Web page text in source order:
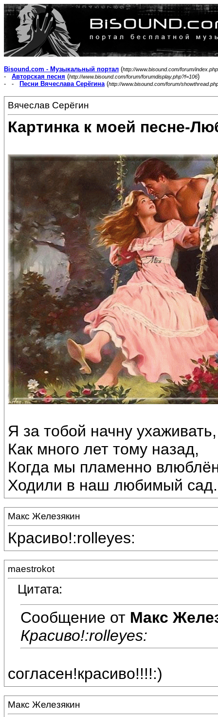
Bisound.com - Музыкальный портал (http://www.bisound.com/forum/index.php
- Авторская песня (http://www.bisound.com/forum/forumdisplay.php?f=106)
- -
Песни Вячеслава Серёгина(http://www.bisound.com/forum/
Вячеслав Серёгин
Картинка к моей песне-
Я за тобой начну ухаживать,
Как много лет тому назад,
Когда мы пламенно
Ходили в наш любимый сад.
Макс Железякин
Красиво!:rolleyes:
maestrokot
Цитата:
Сообщение от Макс
Красиво!:rolleyes:
согласен!красиво!!!!:)
Макс Железякин